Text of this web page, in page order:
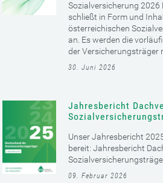
Sozialversicherung 2026
schließt in Form und
österreichischen
an. Es werden die
der Versicherungsträger
30. Juni 2026
Jahresbericht
Unser Jahresbericht
bereit: Jahresbericht
09. Februar 2026